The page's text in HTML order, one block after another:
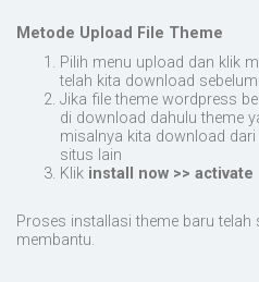
Metode Upload File Theme
Pilih menu upload dan klik
telah kita download
Jika file theme wordpress
di download dahulu theme
misalnya kita download
situs lain
Klik install now >> activate
Proses installasi theme baru telah
membantu.